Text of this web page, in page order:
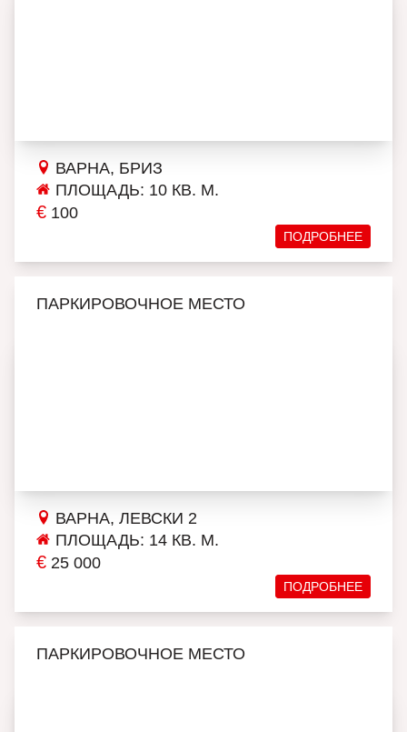
ВАРНА, БРИЗ
ПЛОЩАДЬ: 10 КВ. М.
€ 100
ПОДРОБНЕЕ
ПАРКИРОВОЧНОЕ МЕСТО
ВАРНА, ЛЕВСКИ 2
ПЛОЩАДЬ: 14 КВ. М.
€ 25 000
ПОДРОБНЕЕ
ПАРКИРОВОЧНОЕ МЕСТО